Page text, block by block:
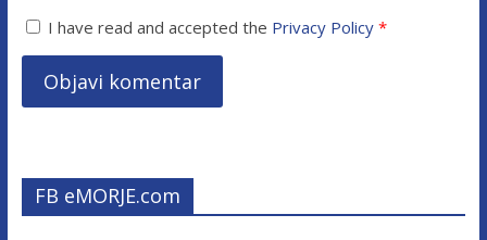
I have read and accepted the Privacy Policy*
FB eMORJE.com